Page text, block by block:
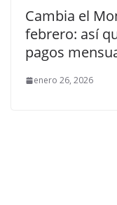
Cambia el
febrero: así
pagos
enero 26, 2026